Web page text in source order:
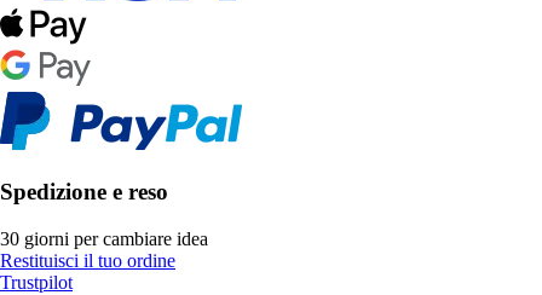
Spedizione e reso
30 giorni per cambiare idea
Restituisci il tuo ordine
Trustpilot